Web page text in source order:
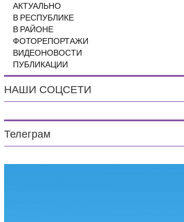
АКТУАЛЬНО
В РЕСПУБЛИКЕ
В РАЙОНЕ
ФОТОРЕПОРТАЖИ
ВИДЕОНОВОСТИ
ПУБЛИКАЦИИ
НАШИ СОЦСЕТИ
Телеграм